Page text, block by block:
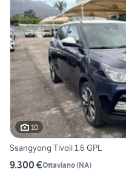
10
Ssangyong Tivoli 1.6 GPL
9.300 €Ottaviano(NA)